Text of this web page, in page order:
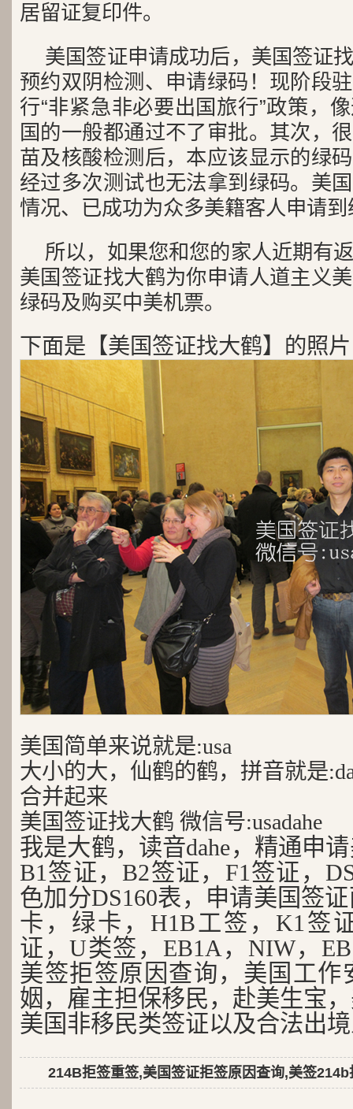
居留证复印件。
美国签证申请成功后，美国签证
预约双阴检测、申请绿码！现阶段
行“非紧急非必要出国旅行”政策，
国的一般都通过不了审批。其次，
苗及核酸检测后，本应该显示的绿
经过多次测试也无法拿到绿码。美
情况、已成功为众多美籍客人申请到
所以，如果您和您的家人近期有
美国签证找大鹤为你申请人道主义
绿码及购买中美机票。
下面是【美国签证找大鹤】的照片
美国简单来说就是:usa
大小的大，仙鹤的鹤，拼音就是
合并起来
美国签证找大鹤 微信号:usadahe
我是大鹤，读音dahe，精通申
B1签证，B2签证，F1签证，
色加分DS160表，申请美国签
卡，绿卡，H1B工签，K1签
证，U类签，EB1A，NIW，
美签拒签原因查询，美国工作
姻，雇主担保移民，赴美生宝
美国非移民类签证以及合法出
214B拒签重签,美国签证拒签原因查询,美签214b